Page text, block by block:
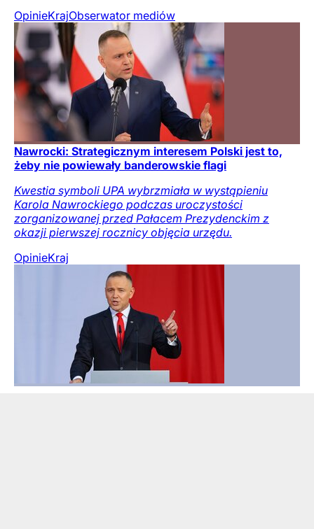
OpinieKrajObserwator mediów
Nawrocki: Strategicznym interesem Polski jest to,
żeby nie powiewały banderowskie flagi
Kwestia symboli UPA wybrzmiała w wystąpieniu
Karola Nawrockiego podczas uroczystości
zorganizowanej przed Pałacem Prezydenckim z
okazji pierwszej rocznicy objęcia urzędu.
OpinieKraj